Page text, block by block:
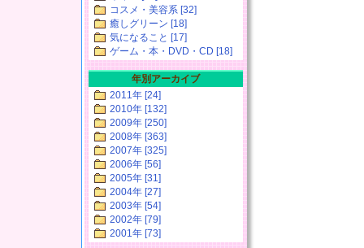
コスメ・美容系 [32]
癒しグリーン [18]
気になること [17]
ゲーム・本・DVD・CD [18]
年別アーカイブ
2011年 [24]
2010年 [132]
2009年 [250]
2008年 [363]
2007年 [325]
2006年 [56]
2005年 [31]
2004年 [27]
2003年 [54]
2002年 [79]
2001年 [73]